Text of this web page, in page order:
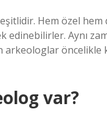
Hem özel hem
Aynı
arkeologlar
var?